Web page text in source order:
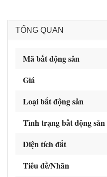
TỔNG QUAN
Mã bất động sản
Giá
Loại bất động sản
Tình trạng bất động sản
Diện tích đất
Tiêu đề/Nhãn